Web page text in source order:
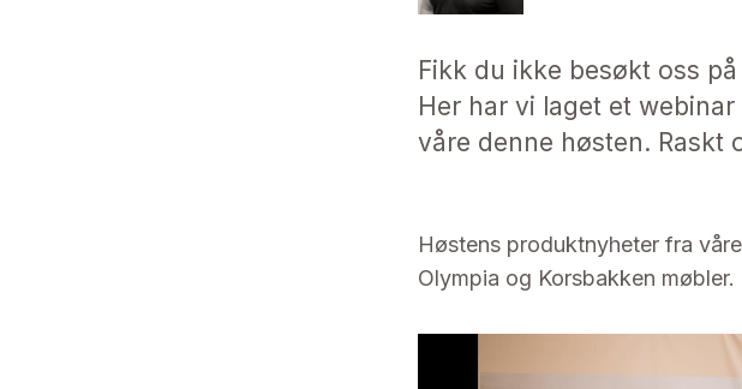
Fikk du ikke besøkt oss
Her har vi laget et
våre denne høsten. Raskt
Høstens produktnyheter fra
Olympia og Korsbakken møbler.